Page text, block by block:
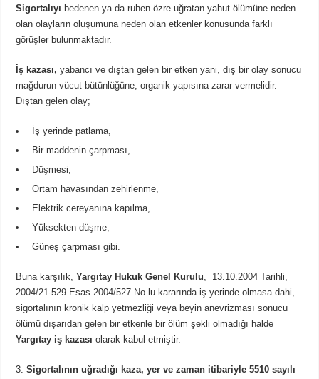
Sigortalıyı bedenen ya da ruhen özre uğratan yahut ölümüne neden
olan olayların oluşumuna neden olan etkenler konusunda farklı
görüşler bulunmaktadır.
İş kazası, yabancı ve dıştan gelen bir etken yani, dış bir olay sonucu
mağdurun vücut bütünlüğüne, organik yapısına zarar vermelidir.
Dıştan gelen olay;
İş yerinde patlama,
Bir maddenin çarpması,
Düşmesi,
Ortam havasından zehirlenme,
Elektrik cereyanına kapılma,
Yüksekten düşme,
Güneş çarpması gibi.
Buna karşılık,Yargıtay Hukuk Genel Kurulu, 13.10.2004 Tarihli,
2004/21-529 Esas 2004/527 No.lu kararında iş yerinde olmasa dahi,
sigortalının kronik kalp yetmezliği veya beyin anevrizması sonucu
ölümü dışarıdan gelen bir etkenle bir ölüm şekli olmadığı halde
Yargıtay iş kazası olarak kabul etmiştir.
Sigortalının uğradığı kaza, yer ve zaman itibariyle 5510 sayılı